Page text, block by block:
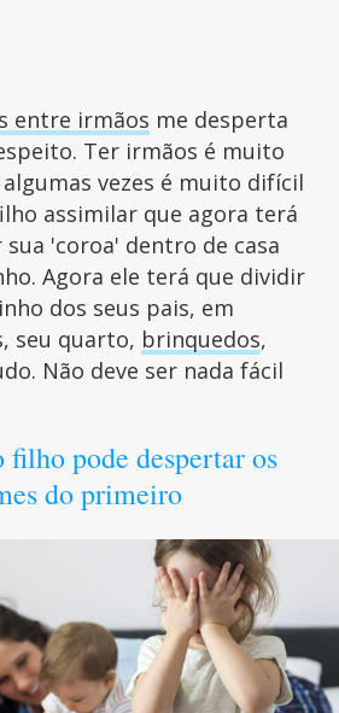
entre irmãos me desperta
Ter irmãos é muito
vezes é muito difícil
assimilar que agora terá
'coroa' dentro de casa
Agora ele terá que dividir
dos seus pais, em
seu quarto, brinquedos,
Não deve ser nada fácil
filho pode despertar os
do primeiro